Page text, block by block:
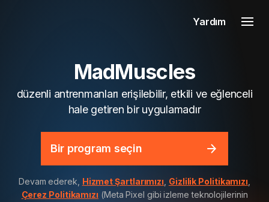
Yardım
MadMuscles
düzenli antrenmanları erişilebilir, etkili ve eğlenceli
hale getiren bir uygulamadır
Bir program seçin
Devam ederek, Hizmet Şartlarımızı Gizlilik Politikamızı
Çerez Politikamızı (Meta Pixel gibi izleme teknolojilerinin